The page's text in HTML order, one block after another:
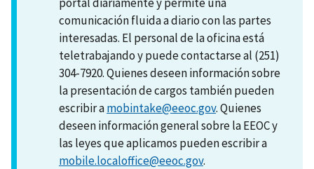
comunicación fluida a diario con las partes
interesadas. El personal de la oficina está
teletrabajando y puede contactarse al (251)
304-7920. Quienes deseen información sobre
la presentación de cargos también pueden
escribir amobintake@eeoc.gov. Quienes
deseen información general sobre la EEOC y
las leyes que aplicamos pueden escribir a
mobile.localoffice@eeoc.gov.